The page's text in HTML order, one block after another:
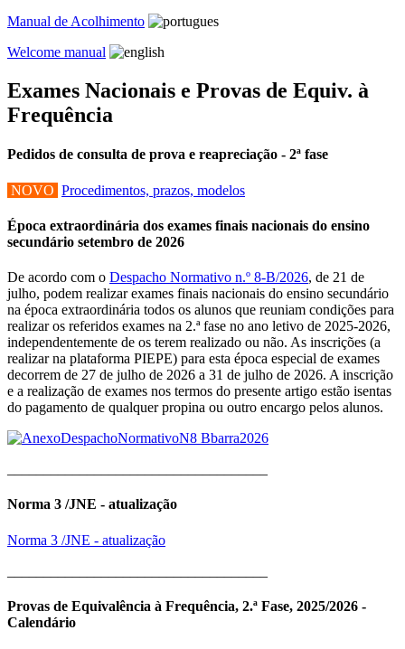
Manual de Acolhimento
Welcome manual
Exames Nacionais e Provas de Equiv. à
Frequência
Pedidos de consulta de prova e reapreciação - 2ª fase
NOVO Procedimentos, prazos, modelos
Época extraordinária dos exames finais nacionais do ensino
secundário setembro de 2026
De acordo com o Despacho Normativo n.º 8-B/2026, de 21 de
julho, podem realizar exames finais nacionais do ensino secundário
na época extraordinária todos os alunos que reuniam condições para
realizar os referidos exames na 2.ª fase no ano letivo de 2025-2026,
independentemente de os terem realizado ou não. As inscrições (a
realizar na plataforma PIEPE) para esta época especial de exames
decorrem de 27 de julho de 2026 a 31 de julho de 2026. A inscrição
e a realização de exames nos termos do presente artigo estão isentas
do pagamento de qualquer propina ou outro encargo pelos alunos.
Norma 3 /JNE - atualização
Norma 3 /JNE - atualização
Provas de Equivalência à Frequência, 2.ª Fase, 2025/2026 -
Calendário